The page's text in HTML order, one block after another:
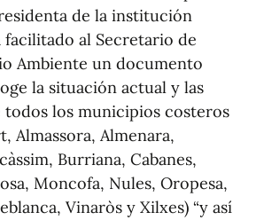
de la institución
al Secretario de
Ambiente un documento
la situación actual y las
todos los municipios costeros
Almassora, Almenara,
Burriana, Cabanes,
Moncofa, Nules, Oropesa,
Vinaròs y Xilxes) “y así